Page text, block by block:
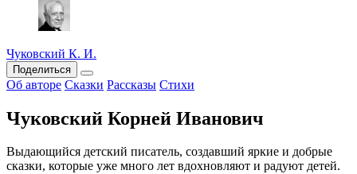
Чуковский К. И.
Поделиться
Об авторе Сказки Рассказы Стихи
Чуковский Корней Иванович
Выдающийся детский писатель, создавший яркие и добрые
сказки, которые уже много лет вдохновляют и радуют детей.